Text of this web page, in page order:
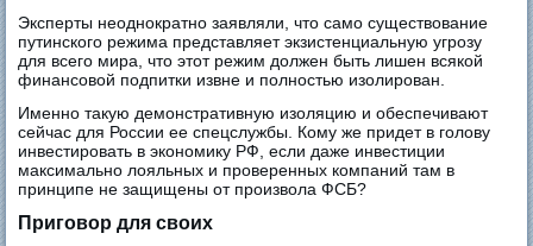
Эксперты неоднократно заявляли, что само существование
путинского режима представляет экзистенциальную угрозу
для всего мира, что этот режим должен быть лишен всякой
финансовой подпитки извне и полностью изолирован.
Именно такую демонстративную изоляцию и обеспечивают
сейчас для России ее спецслужбы. Кому же придет в голову
инвестировать в экономику РФ, если даже инвестиции
максимально лояльных и проверенных компаний там в
принципе не защищены от произвола ФСБ?
Приговор для своих